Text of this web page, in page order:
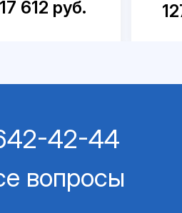
612 руб.
42-44
вопросы